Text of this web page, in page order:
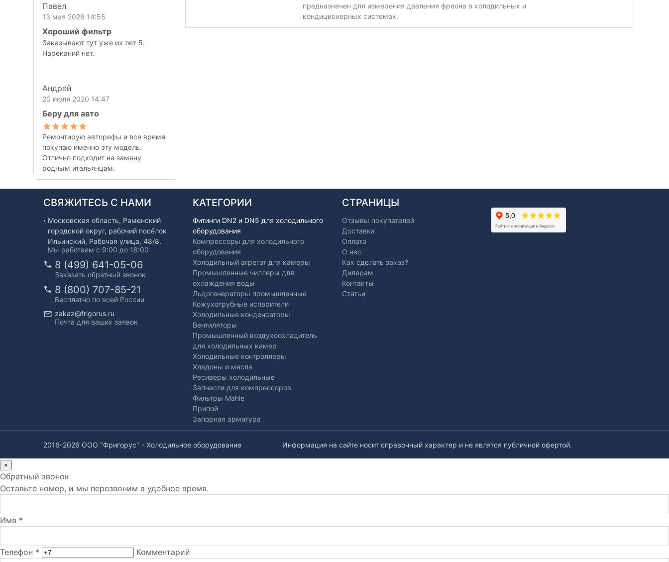
предназначен для измерения давления фреона в холодильных и
кондиционерных системах.
Павел
13 мая 2026 14:55
Хороший фильтр
Заказывают тут уже их лет 5.
Нареканий нет.
Андрей
20 июля 2020 14:47
Беру для авто
Ремонтирую авторефы и все время
покупаю именно эту модель.
Отлично подходит на замену
родным итальянцам.
СВЯЖИТЕСЬ С НАМИ
Московская область, Раменский
городской округ, рабочий посёлок
Ильинский, Рабочая улица, 48/8.
Мы работаем с 9:00 до 18:00
8 (499) 641-05-06
Заказать обратный звонок
8 (800) 707-85-21
Бесплатно по всей России
zakaz@frigorus.ru
Почта для ваших заявок
КАТЕГОРИИ
Фитинги DN2 и DN5 для холодильного
оборудования
Компрессоры для холодильного
оборудования
Холодильный агрегат для камеры
Промышленные чиллеры для
охлаждения воды
Льдогенераторы промышленные
Кожухотрубные испарители
Холодильные конденсаторы
Вентиляторы
Промышленный воздухоохладитель
для холодильных камер
Холодильные контроллеры
Хладоны и масла
Ресиверы холодильные
Запчасти для компрессоров
Фильтры Mahle
Припой
Запорная арматура
СТРАНИЦЫ
Отзывы покупателей
Доставка
Оплата
О нас
Как сделать заказ?
Дилерам
Контакты
Статьи
2016-2026 ООО "Фригорус" - Холодильное оборудование Информация на сайте носит справочный характер и не являтся публичной офертой.
×
Обратный звонок
Оставьте номер, и мы перезвоним в удобное время.
Имя *
Телефон * Комментарий